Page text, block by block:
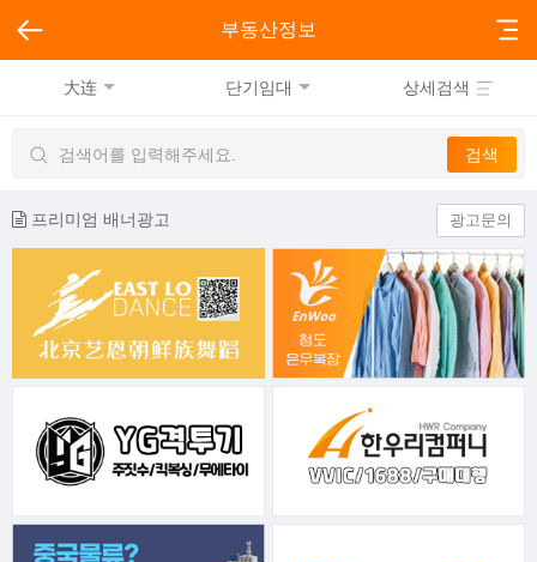
부동산정보
大连 단기임대 상세검색
프리미엄 배너광고 광고문의